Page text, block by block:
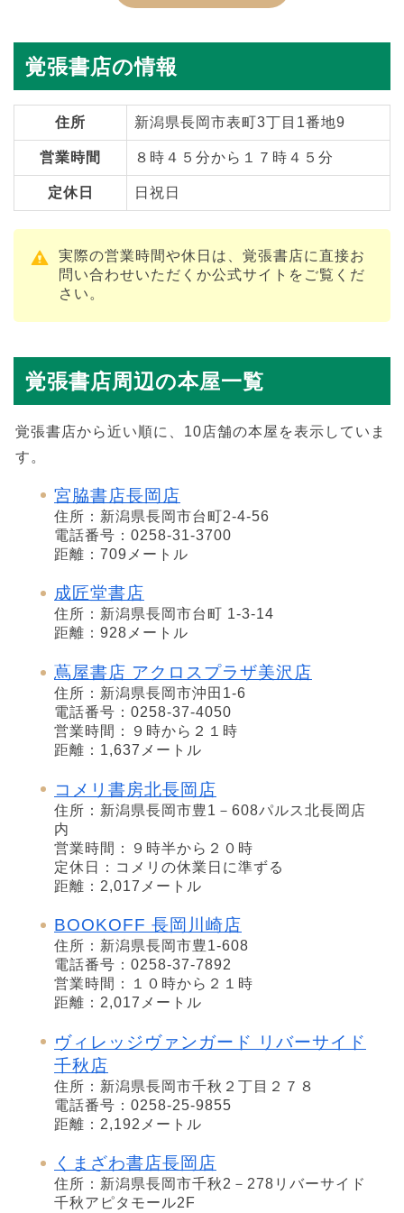
覚張書店の情報
住所 新潟県長岡市表町3丁目1番地9
営業時間 ８時４５分から１７時４５分
定休日 日祝日
実際の営業時間や休日は、覚張書店に直接お
問い合わせいただくか公式サイトをご覧くだ
さい。
覚張書店周辺の本屋一覧
覚張書店から近い順に、10店舗の本屋を表示していま
す。
宮脇書店長岡店
住所：新潟県長岡市台町2-4-56
電話番号：0258-31-3700
距離：709メートル
成匠堂書店
住所：新潟県長岡市台町 1-3-14
距離：928メートル
蔦屋書店 アクロスプラザ美沢店
住所：新潟県長岡市沖田1-6
電話番号：0258-37-4050
営業時間：９時から２１時
距離：1,637メートル
コメリ書房北長岡店
住所：新潟県長岡市豊1－608パルス北長岡店
内
営業時間：９時半から２０時
定休日：コメリの休業日に準ずる
距離：2,017メートル
BOOKOFF 長岡川崎店
住所：新潟県長岡市豊1-608
電話番号：0258-37-7892
営業時間：１０時から２１時
距離：2,017メートル
ヴィレッジヴァンガード リバーサイド
千秋店
住所：新潟県長岡市千秋２丁目２７８
電話番号：0258-25-9855
距離：2,192メートル
くまざわ書店長岡店
住所：新潟県長岡市千秋2－278リバーサイド
千秋アピタモール2F